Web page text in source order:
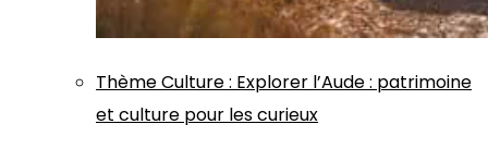
ThèmeCulture: Explorer l’Aude : patrimoine
et culture pour les curieux